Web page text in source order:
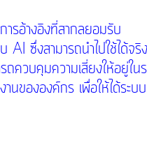
ารอ้างอิงที่สากลยอมรับ
AI ซึ่งสามารถนำไปใช้ได้จ
ถควบคุมความเสี่ยงให้อยู่ใ
ขององค์กร เพื่อให้ได้ระ